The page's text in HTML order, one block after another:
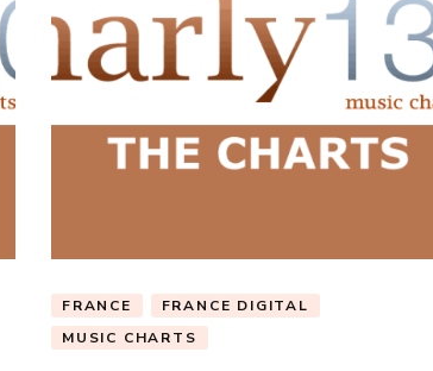
FRANCE
FRANCE DIGITAL
MUSIC CHARTS